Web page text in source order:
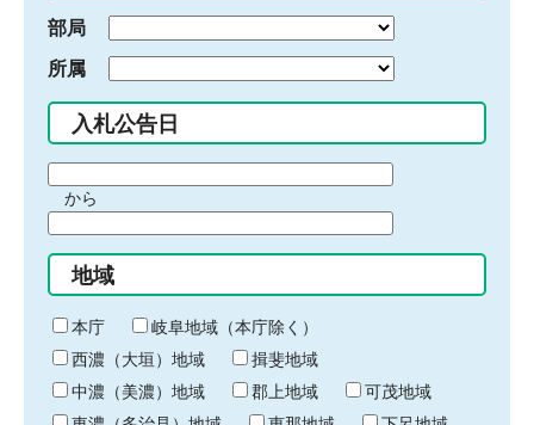
部局
所属
入札公告日
間
始
り
から
間
終
わ
り
地域
本庁
岐阜地域（本庁除く）
西濃（大垣）地域
揖斐地域
中濃（美濃）地域
郡上地域
可茂地域